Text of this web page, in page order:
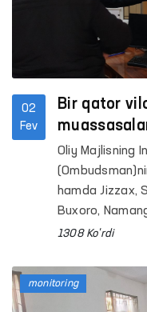
02
Fev
Bir qator
tashriflari
Oliy Majlisning
hamda Jizzax,
Buxoro,
vakillari
oshirildi.
1308 Ko'rdi
monitoring